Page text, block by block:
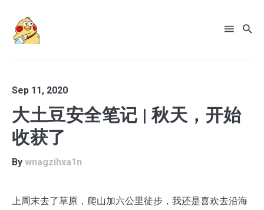
Sep 11, 2020
大土豆安全笔记 | 秋天，开始
收获了
By wnagzihxa1n
上周末去了草原，爬山加六公里徒步，我还是喜欢去沿海
Search
for
Blog